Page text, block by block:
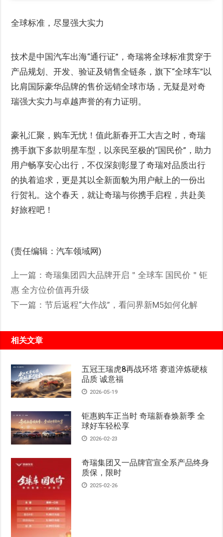
全球标准，尽显强大实力
技术是中国汽车出海“通行证”，奇瑞将全球标准贯穿于
产品规划、开发、验证及销售全链条，旗下“全球车”以
比肩国际豪华品牌的售价远销全球市场，无疑是对奇
瑞强大实力与卓越声誉的有力证明。
豪礼汇聚，购车无忧！值此新春开工大吉之时，奇瑞
携手旗下多款明星车型，以亲民至极的“国民价”，助力
用户畅享安心出行，不仅深刻彰显了奇瑞对品质出行
的执着追求，更是其以全新面貌为用户献上的一份出
行贺礼。这个春天，就让奇瑞与你携手启程，共赴美
好旅程吧！
(责任编辑：汽车领域网)
上一篇：奇瑞集团四大品牌开启＂全球车 国民价＂钜
惠 全方位价值再升级
下一篇：节后返程“大作战”，看问界新M5如何化解
相关文章
五冠王瑞虎8再战环塔 赛道淬炼硬核
品质 诚意福
2026-05-19
钜惠购车正当时 奇瑞新春焕新季 全
球好车轻松享
2026-02-23
奇瑞集团又一品牌官宣全系产品终身
质保，限时
2025-02-26